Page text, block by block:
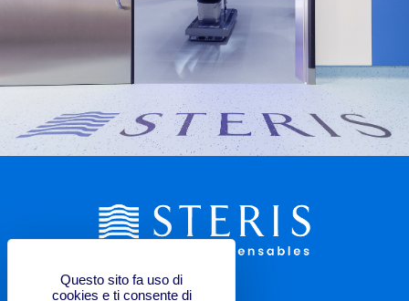
Questo sito fa uso di
cookies e ti consente di